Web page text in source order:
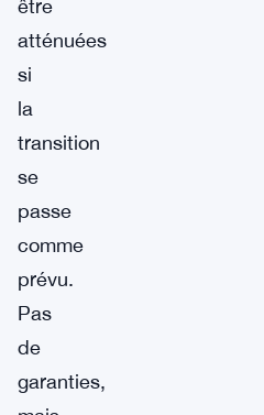
être
atténuées
si
la
transition
se
passe
comme
prévu.
Pas
de
garanties,